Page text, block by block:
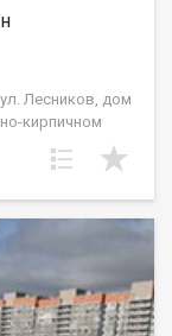
Лесников, дом
кирпичном
14,6 кв.м.,
застройщика.
знаковых
«Столбы»,
«Роев ручей».
1450 метров
с